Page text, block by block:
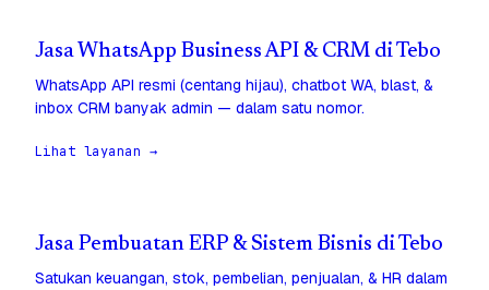
Jasa WhatsApp Business API & CRM di Tebo
WhatsApp API resmi (centang hijau), chatbot WA, blast, &
inbox CRM banyak admin — dalam satu nomor.
Lihat layanan →
Jasa Pembuatan ERP & Sistem Bisnis di Tebo
Satukan keuangan, stok, pembelian, penjualan, & HR dalam